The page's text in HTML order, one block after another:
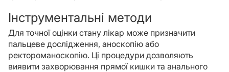
Інструментальні методи
Для точної оцінки стану лікар може призначити
пальцеве дослідження, аноскопію або
ректороманоскопію. Ці процедури дозволяють
виявити захворювання прямої кишки та анального